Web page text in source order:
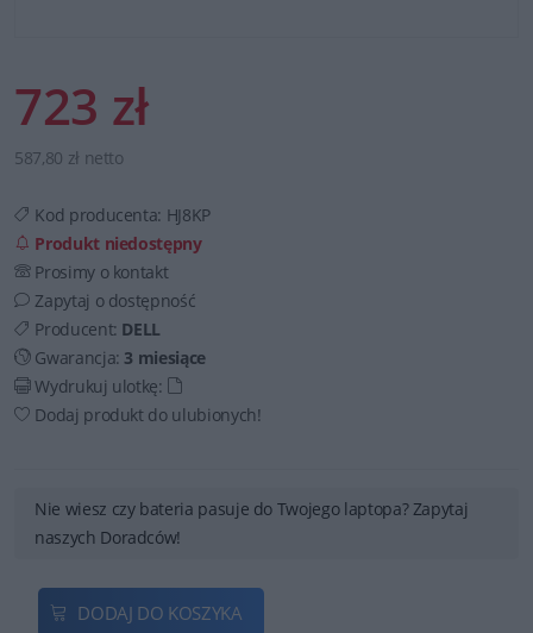
723 zł
587,80 zł netto
Kod producenta: HJ8KP
Produkt niedostępny
Prosimy o kontakt
Zapytaj o dostępność
Producent: DELL
Gwarancja:3 miesiące
Wydrukuj ulotkę:
Dodaj produkt do ulubionych!
Nie wiesz czy bateria pasuje do Twojego laptopa? Zapytaj
naszych Doradców!
DODAJ DO KOSZYKA